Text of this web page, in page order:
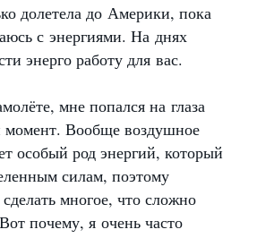
долетела до Америки, пока
с энергиями. На днях
энерго работу для вас.
мне попался на глаза
момент. Вообще воздушное
особый род энергий, который
силам, поэтому
многое, что сложно
почему, я очень часто